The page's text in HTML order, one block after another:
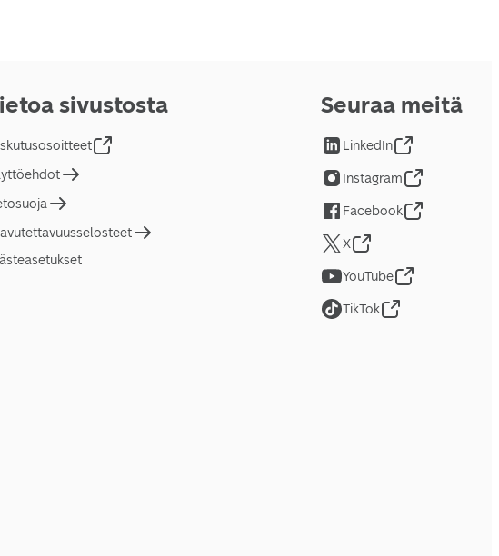
sivustosta Seuraa meitä
LinkedIn
Instagram
Facebook
X
YouTube
TikTok